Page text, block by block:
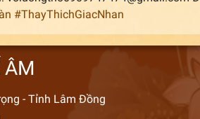
#ThayThichGiacNhan
ÂM
- Tỉnh Lâm Đồng